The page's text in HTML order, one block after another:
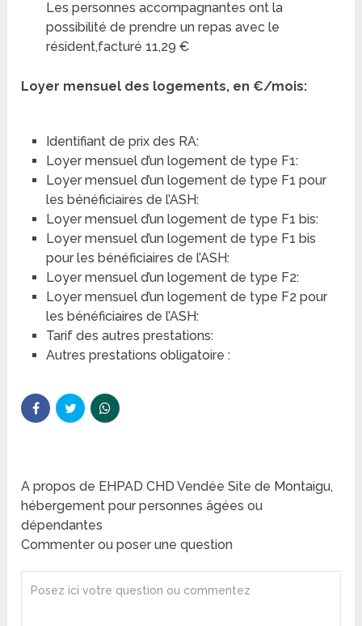
Les personnes accompagnantes ont la
possibilité de prendre un repas avec le
résident,facturé 11,29 €
Loyer mensuel des logements, en €/mois:
Identifiant de prix des RA:
Loyer mensuel d’un logement de type F1:
Loyer mensuel d’un logement de type F1 pour
les bénéficiaires de l’ASH:
Loyer mensuel d’un logement de type F1 bis:
Loyer mensuel d’un logement de type F1 bis
pour les bénéficiaires de l’ASH:
Loyer mensuel d’un logement de type F2:
Loyer mensuel d’un logement de type F2 pour
les bénéficiaires de l’ASH:
Tarif des autres prestations:
Autres prestations obligatoire :
A propos de EHPAD CHD Vendée Site de Montaigu,
hébergement pour personnes âgées ou
dépendantes
Commenter ou poser une question